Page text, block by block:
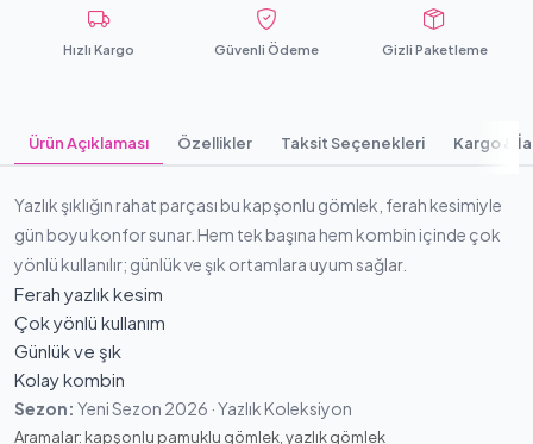
Hızlı Kargo Güvenli Ödeme Gizli Paketleme
Ürün Açıklaması Özellikler Taksit Seçenekleri Kargo &
Yazlık şıklığın rahat parçası bu kapşonlu gömlek, ferah kesimiyle
gün boyu konfor sunar. Hem tek başına hem kombin içinde çok
yönlü kullanılır; günlük ve şık ortamlara uyum sağlar.
Ferah yazlık kesim
Çok yönlü kullanım
Günlük ve şık
Kolay kombin
Sezon: Yeni Sezon 2026 · Yazlık Koleksiyon
Aramalar: kapşonlu pamuklu gömlek, yazlık gömlek